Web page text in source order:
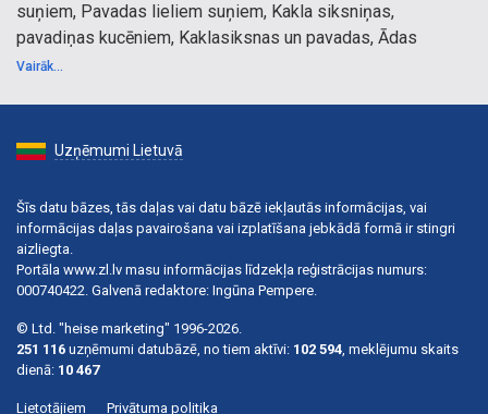
suņiem, Pavadas lieliem suņiem, Kakla siksniņas,
pavadiņas kucēniem, Kaklasiksnas un pavadas, Ādas
uzpurņi, Dresūras kakla siksnas, Kaklasiksnas Svarovski,
internetā, Internetveikals, internetveikali, Neilona
Vairāk...
Uzņēmumi Lietuvā
Šīs datu bāzes, tās daļas vai datu bāzē iekļautās informācijas, vai
informācijas daļas pavairošana vai izplatīšana jebkādā formā ir stingri
aizliegta.
Portāla www.zl.lv masu informācijas līdzekļa reģistrācijas numurs:
000740422. Galvenā redaktore: Ingūna Pempere.
© Ltd. "heise marketing" 1996-2026.
251 116 uzņēmumi datubāzē, no tiem aktīvi: 102 594, meklējumu skaits
dienā: 10 467
Lietotājiem Privātuma politika